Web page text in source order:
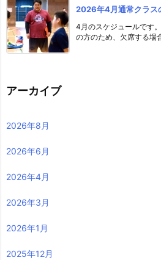
2026年4月通常クラス
4月のスケジュールです
の方のため、欠席する場
アーカイブ
2026年8月
2026年6月
2026年4月
2026年3月
2026年1月
2025年12月